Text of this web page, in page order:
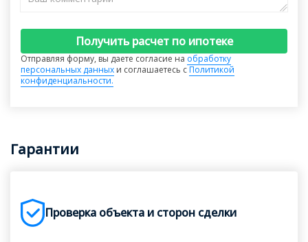
Получить расчет по ипотеке
Отправляя форму, вы даете согласие на обработку
персональных данных и соглашаетесь сПолитикой
конфиденциальности.
Гарантии
Проверка объекта и сторон сделки